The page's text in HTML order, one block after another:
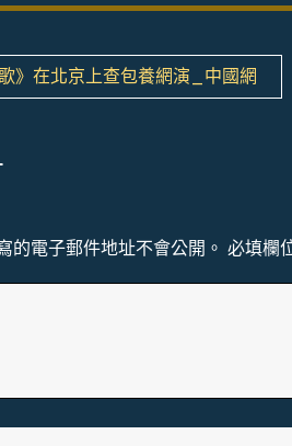
》在北京上查包養網演_中國網
的電子郵件地址不會公開。 必填欄